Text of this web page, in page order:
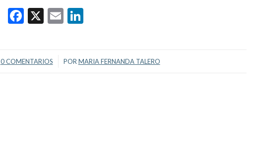
Facebook
X Email
0 COMENTARIOS
/ POR MARIA FERNANDA TALERO